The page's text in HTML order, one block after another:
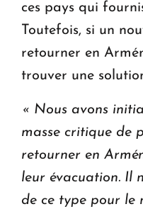
ces pays qui
Toutefois, si un
retourner en
trouver une
« Nous avons
masse critique de
retourner en
leur évacuation. Il
de ce type pour le